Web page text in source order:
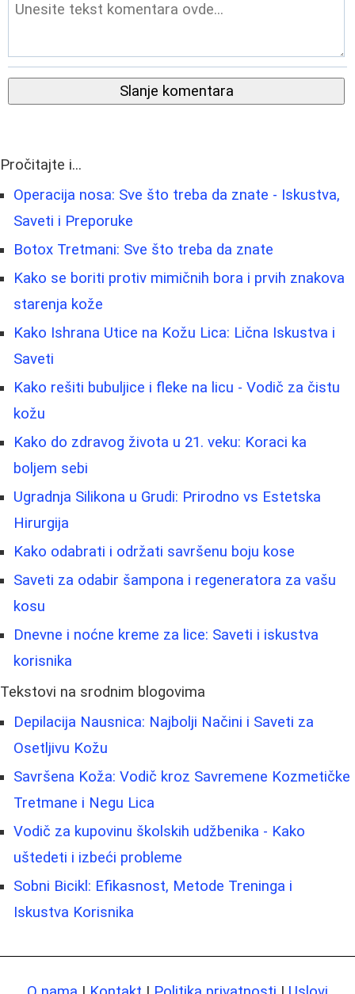
Slanje komentara
Pročitajte i...
Operacija nosa: Sve što treba da znate - Iskustva,
Saveti i Preporuke
Botox Tretmani: Sve što treba da znate
Kako se boriti protiv mimičnih bora i prvih znakova
starenja kože
Kako Ishrana Utice na Kožu Lica: Lična Iskustva i
Saveti
Kako rešiti bubuljice i fleke na licu - Vodič za čistu
kožu
Kako do zdravog života u 21. veku: Koraci ka
boljem sebi
Ugradnja Silikona u Grudi: Prirodno vs Estetska
Hirurgija
Kako odabrati i održati savršenu boju kose
Saveti za odabir šampona i regeneratora za vašu
kosu
Dnevne i noćne kreme za lice: Saveti i iskustva
korisnika
Tekstovi na srodnim blogovima
Depilacija Nausnica: Najbolji Načini i Saveti za
Osetljivu Kožu
Savršena Koža: Vodič kroz Savremene Kozmetičke
Tretmane i Negu Lica
Vodič za kupovinu školskih udžbenika - Kako
uštedeti i izbeći probleme
Sobni Bicikl: Efikasnost, Metode Treninga i
Iskustva Korisnika